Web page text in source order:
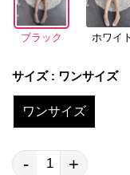
ブラック ホワイト
サイズ : ワンサイズ
ワンサイズ
- +